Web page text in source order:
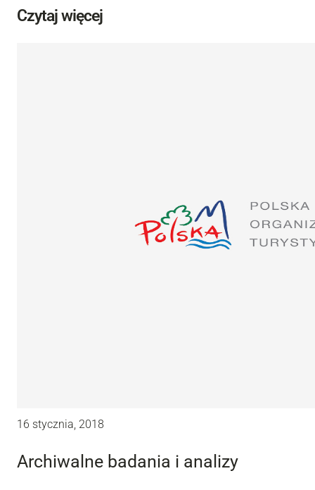
Czytaj więcej
16 stycznia, 2018
Archiwalne badania i analizy